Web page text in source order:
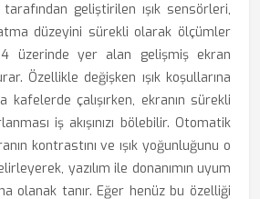
geliştirilen ışık sensörleri,
düzeyini sürekli olarak ölçümler
üzerinde yer alan gelişmiş ekran
Özellikle değişken ışık koşullarına
çalışırken, ekranın sürekli
iş akışınızı bölebilir. Otomatik
kontrastını ve ışık yoğunluğunu o
yazılım ile donanımın uyum
olanak tanır. Eğer henüz bu özelliği